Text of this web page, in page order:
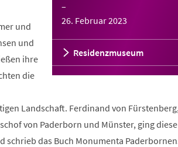
–
26. Februar 2023
Residenzmuseum
und
und
ihre
die
Landschaft. Ferdinand von
von Paderborn und Münster, ging
schrieb das Buch Monumenta